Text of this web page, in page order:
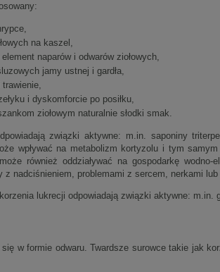
na kaszel,
naparów i odwarów ziołowych,
jamy ustnej i gardła,
i dyskomforcie po posiłku,
ziołowym naturalnie słodki smak.
związki aktywne: m.in. saponiny
wpływać na metabolizm kortyzolu i tym
również oddziaływać na gospodarkę
z nadciśnieniem, problemami z sercem, nerkami
lukrecji odpowiadają związki aktywne: m.in.
w formie odwaru. Twardsze surowce takie jak